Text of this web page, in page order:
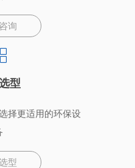
询
型
择更适用的环保设
型